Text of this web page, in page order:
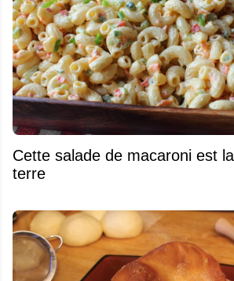
Cette salade de macaroni est
terre